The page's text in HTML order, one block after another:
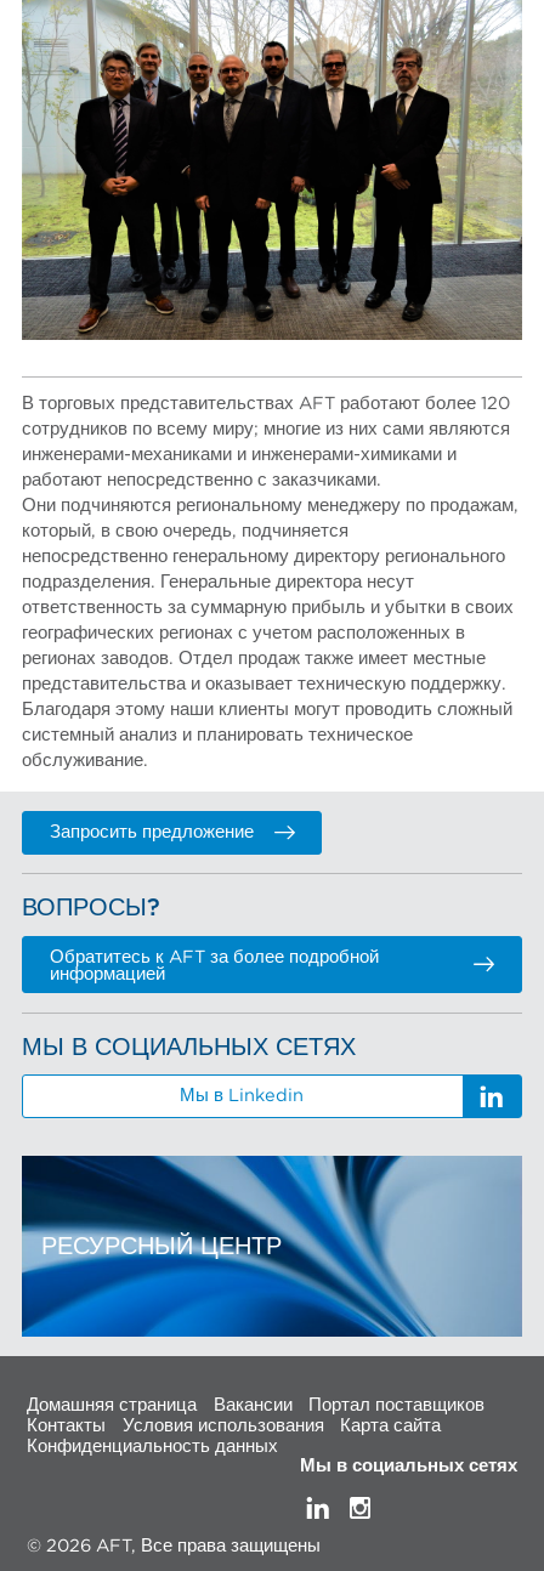
В торговых представительствах AFT работают более 120
сотрудников по всему миру; многие из них сами являются
инженерами-механиками и инженерами-химиками и
работают непосредственно с заказчиками.
Они подчиняются региональному менеджеру по продажам,
который, в свою очередь, подчиняется
непосредственно генеральному директору регионального
подразделения. Генеральные директора несут
ответственность за суммарную прибыль и убытки в своих
географических регионах с учетом расположенных в
регионах заводов. Отдел продаж также имеет местные
представительства и оказывает техническую поддержку.
Благодаря этому наши клиенты могут проводить сложный
системный анализ и планировать техническое
обслуживание.
Запросить предложение
ВОПРОСЫ?
Обратитесь к AFT за более подробной
информацией
МЫ В СОЦИАЛЬНЫХ СЕТЯХ
Мы в Linkedin
РЕСУРСНЫЙ ЦЕНТР
Домашняя страница Вакансии
Портал поставщиков
Контакты
Условия использования
Карта сайта
Конфиденциальность данных
Мы в социальных сетях
© 2026 AFT, Все права защищены